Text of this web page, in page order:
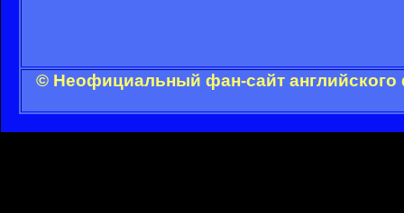
© Неофициальный фан-сайт английского